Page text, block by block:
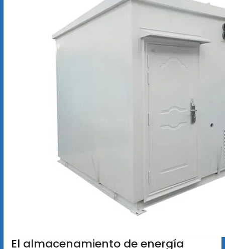
El almacenamiento de energía